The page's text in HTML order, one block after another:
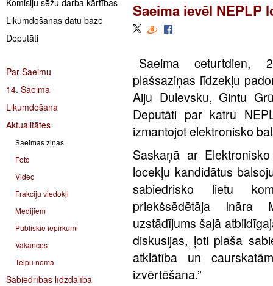
Komisiju sēžu darba kārtības
Likumdošanas datu bāze
Deputāti
Par Saeimu
14. Saeima
Likumdošana
Aktualitātes
Saeimas ziņas
Foto
Video
Frakciju viedokļi
Medijiem
Publiskie iepirkumi
Vakances
Telpu noma
Sabiedrības līdzdalība
Saeima ievēl NEPLP
Saeima ceturtdien,
plašsaziņas līdzekļu
Aiju Dulevsku, Gintu
Deputāti par katru
izmantojot elektronisko
Saskaņā ar
locekļu kandidātus
sabiedrisko lietu
priekšsēdētāja Ināra
uzstādījums šajā
diskusijas, ļoti plaša
atklātība un
izvērtēšana.”